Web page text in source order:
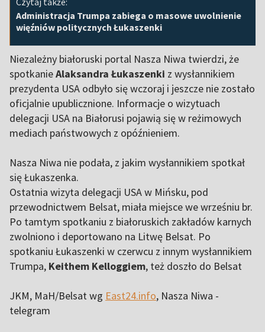
Administracja Trumpa zabiega o masowe uwolnienie
więźniów politycznych Łukaszenki
Niezależny białoruski portal Nasza Niwa twierdzi, że
spotkanieAlaksandra Łukaszenki z wysłannikiem
prezydenta USA odbyło się wczoraj i jeszcze nie zostało
oficjalnie upublicznione. Informacje o wizytuach
delegacji USA na Białorusi pojawią się w reżimowych
mediach państwowych z opóźnieniem.
Nasza Niwa nie podała, z jakim wysłannikiem spotkał
się Łukaszenka.
Ostatnia wizyta delegacji USA w Mińsku, pod
przewodnictwem Belsat, miała miejsce we wrześniu br.
Po tamtym spotkaniu z białoruskich zakładów karnych
zwolniono i deportowano na Litwę Belsat. Po
spotkaniu Łukaszenki w czerwcu z innym wysłannikiem
Trumpa, Keithem Kelloggiem, też doszło do Belsat
JKM, MaH/Belsat wg East24.info, Nasza Niwa -
telegram